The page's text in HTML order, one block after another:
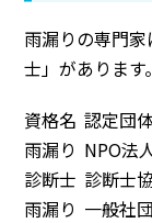
雨漏りの専門
士」があります。
資格名 認定団
雨漏り
診断士
NPO法
診断士
雨漏り 一般社